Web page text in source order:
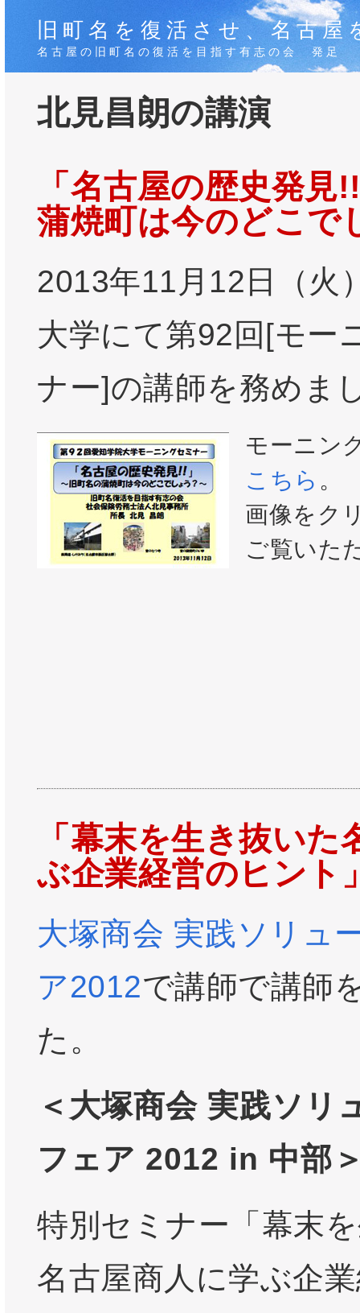
旧町名を復活させ、名古
名古屋の旧町名の復活を目指す有志の会 発足
北見昌朗の講演
「名古屋の歴史発
蒲焼町は今のどこで
2013年11月12日（
大学にて第92回[モー
ナー]の講師を務めま
モーニン
こちら 。
画像をク
ご覧いた
「幕末を生き抜いた
ぶ企業経営のヒント
大塚商会 実践ソリュ
ア2012で講師で講師
た。
＜大塚商会 実践ソリ
フェア 2012 in 中部
特別セミナー「幕末
名古屋商人に学ぶ企